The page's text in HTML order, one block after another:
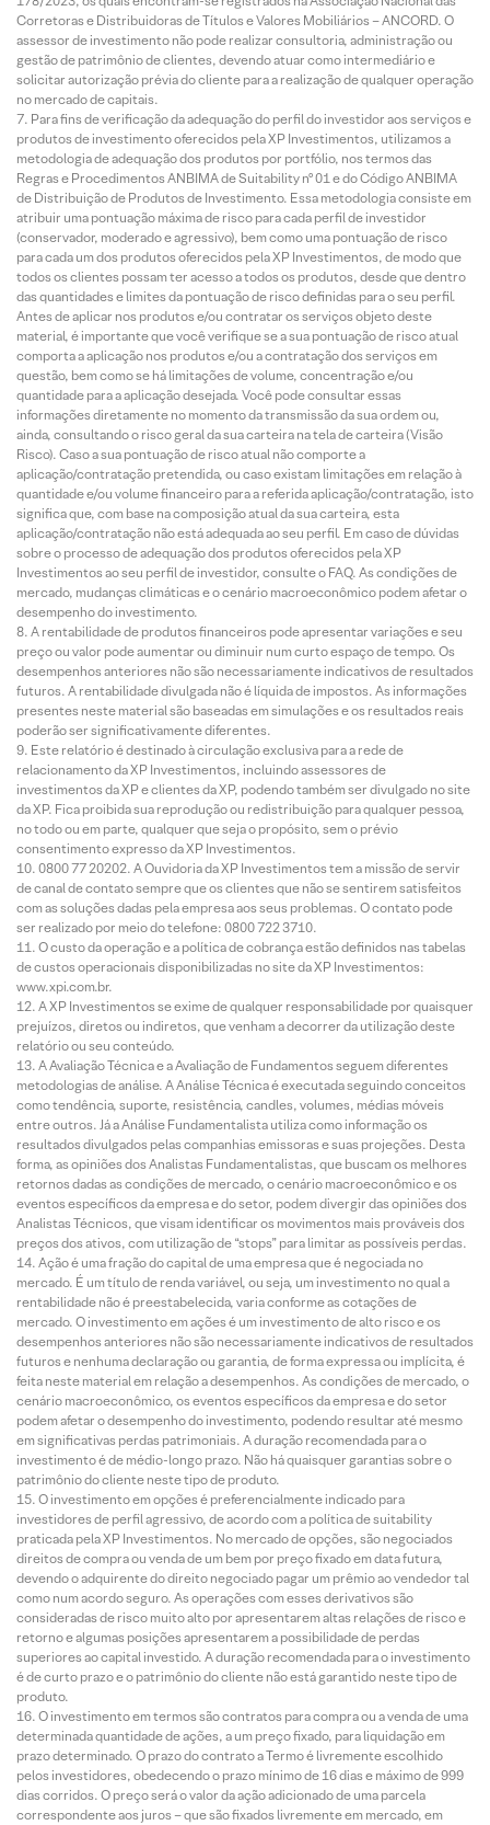
Corretoras e Distribuidoras de Títulos e Valores Mobiliários – ANCORD. O
assessor de investimento não pode realizar consultoria, administração ou
gestão de patrimônio de clientes, devendo atuar como intermediário e
solicitar autorização prévia do cliente para a realização de qualquer operação
no mercado de capitais.
Para fins de verificação da adequação do perfil do investidor aos serviços e
produtos de investimento oferecidos pela XP Investimentos, utilizamos a
metodologia de adequação dos produtos por portfólio, nos termos das
Regras e Procedimentos ANBIMA de Suitability nº 01 e do Código ANBIMA
de Distribuição de Produtos de Investimento. Essa metodologia consiste em
atribuir uma pontuação máxima de risco para cada perfil de investidor
(conservador, moderado e agressivo), bem como uma pontuação de risco
para cada um dos produtos oferecidos pela XP Investimentos, de modo que
todos os clientes possam ter acesso a todos os produtos, desde que dentro
das quantidades e limites da pontuação de risco definidas para o seu perfil.
Antes de aplicar nos produtos e/ou contratar os serviços objeto deste
material, é importante que você verifique se a sua pontuação de risco atual
comporta a aplicação nos produtos e/ou a contratação dos serviços em
questão, bem como se há limitações de volume, concentração e/ou
quantidade para a aplicação desejada. Você pode consultar essas
informações diretamente no momento da transmissão da sua ordem ou,
ainda, consultando o risco geral da sua carteira na tela de carteira (Visão
Risco). Caso a sua pontuação de risco atual não comporte a
aplicação/contratação pretendida, ou caso existam limitações em relação à
quantidade e/ou volume financeiro para a referida aplicação/contratação, isto
significa que, com base na composição atual da sua carteira, esta
aplicação/contratação não está adequada ao seu perfil. Em caso de dúvidas
sobre o processo de adequação dos produtos oferecidos pela XP
Investimentos ao seu perfil de investidor, consulte o FAQ. As condições de
mercado, mudanças climáticas e o cenário macroeconômico podem afetar o
desempenho do investimento.
A rentabilidade de produtos financeiros pode apresentar variações e seu
preço ou valor pode aumentar ou diminuir num curto espaço de tempo. Os
desempenhos anteriores não são necessariamente indicativos de resultados
futuros. A rentabilidade divulgada não é líquida de impostos. As informações
presentes neste material são baseadas em simulações e os resultados reais
poderão ser significativamente diferentes.
Este relatório é destinado à circulação exclusiva para a rede de
relacionamento da XP Investimentos, incluindo assessores de
investimentos da XP e clientes da XP, podendo também ser divulgado no site
da XP. Fica proibida sua reprodução ou redistribuição para qualquer pessoa,
no todo ou em parte, qualquer que seja o propósito, sem o prévio
consentimento expresso da XP Investimentos.
0800 77 20202. A Ouvidoria da XP Investimentos tem a missão de servir
de canal de contato sempre que os clientes que não se sentirem satisfeitos
com as soluções dadas pela empresa aos seus problemas. O contato pode
ser realizado por meio do telefone: 0800 722 3710.
O custo da operação e a política de cobrança estão definidos nas tabelas
de custos operacionais disponibilizadas no site da XP Investimentos:
www.xpi.com.br.
A XP Investimentos se exime de qualquer responsabilidade por quaisquer
prejuízos, diretos ou indiretos, que venham a decorrer da utilização deste
relatório ou seu conteúdo.
A Avaliação Técnica e a Avaliação de Fundamentos seguem diferentes
metodologias de análise. A Análise Técnica é executada seguindo conceitos
como tendência, suporte, resistência, candles, volumes, médias móveis
entre outros. Já a Análise Fundamentalista utiliza como informação os
resultados divulgados pelas companhias emissoras e suas projeções. Desta
forma, as opiniões dos Analistas Fundamentalistas, que buscam os melhores
retornos dadas as condições de mercado, o cenário macroeconômico e os
eventos específicos da empresa e do setor, podem divergir das opiniões dos
Analistas Técnicos, que visam identificar os movimentos mais prováveis dos
preços dos ativos, com utilização de “stops” para limitar as possíveis perdas.
Ação é uma fração do capital de uma empresa que é negociada no
mercado. É um título de renda variável, ou seja, um investimento no qual a
rentabilidade não é preestabelecida, varia conforme as cotações de
mercado. O investimento em ações é um investimento de alto risco e os
desempenhos anteriores não são necessariamente indicativos de resultados
futuros e nenhuma declaração ou garantia, de forma expressa ou implícita, é
feita neste material em relação a desempenhos. As condições de mercado, o
cenário macroeconômico, os eventos específicos da empresa e do setor
podem afetar o desempenho do investimento, podendo resultar até mesmo
em significativas perdas patrimoniais. A duração recomendada para o
investimento é de médio-longo prazo. Não há quaisquer garantias sobre o
patrimônio do cliente neste tipo de produto.
O investimento em opções é preferencialmente indicado para
investidores de perfil agressivo, de acordo com a política de suitability
praticada pela XP Investimentos. No mercado de opções, são negociados
direitos de compra ou venda de um bem por preço fixado em data futura,
devendo o adquirente do direito negociado pagar um prêmio ao vendedor tal
como num acordo seguro. As operações com esses derivativos são
consideradas de risco muito alto por apresentarem altas relações de risco e
retorno e algumas posições apresentarem a possibilidade de perdas
superiores ao capital investido. A duração recomendada para o investimento
é de curto prazo e o patrimônio do cliente não está garantido neste tipo de
produto.
O investimento em termos são contratos para compra ou a venda de uma
determinada quantidade de ações, a um preço fixado, para liquidação em
prazo determinado. O prazo do contrato a Termo é livremente escolhido
pelos investidores, obedecendo o prazo mínimo de 16 dias e máximo de 999
dias corridos. O preço será o valor da ação adicionado de uma parcela
correspondente aos juros – que são fixados livremente em mercado, em